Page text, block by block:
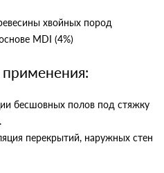
хвойных пород
MDI (4%)
бесшовных полов под стяжку
перекрытий, наружных стен